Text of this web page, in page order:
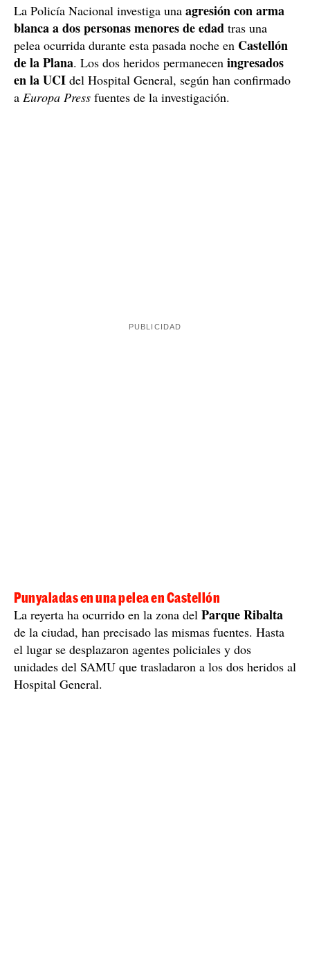
La Policía Nacional investiga una agresión con arma
blanca a dos personas menores de edad tras una
pelea ocurrida durante esta pasada noche en Castellón
de la Plana. Los dos heridos permanecen ingresados
en la UCI del Hospital General, según han confirmado
a Europa Press fuentes de la investigación.
Punyaladas en una pelea en Castellón
La reyerta ha ocurrido en la zona del Parque Ribalta
de la ciudad, han precisado las mismas fuentes. Hasta
el lugar se desplazaron agentes policiales y dos
unidades del SAMU que trasladaron a los dos heridos al
Hospital General.